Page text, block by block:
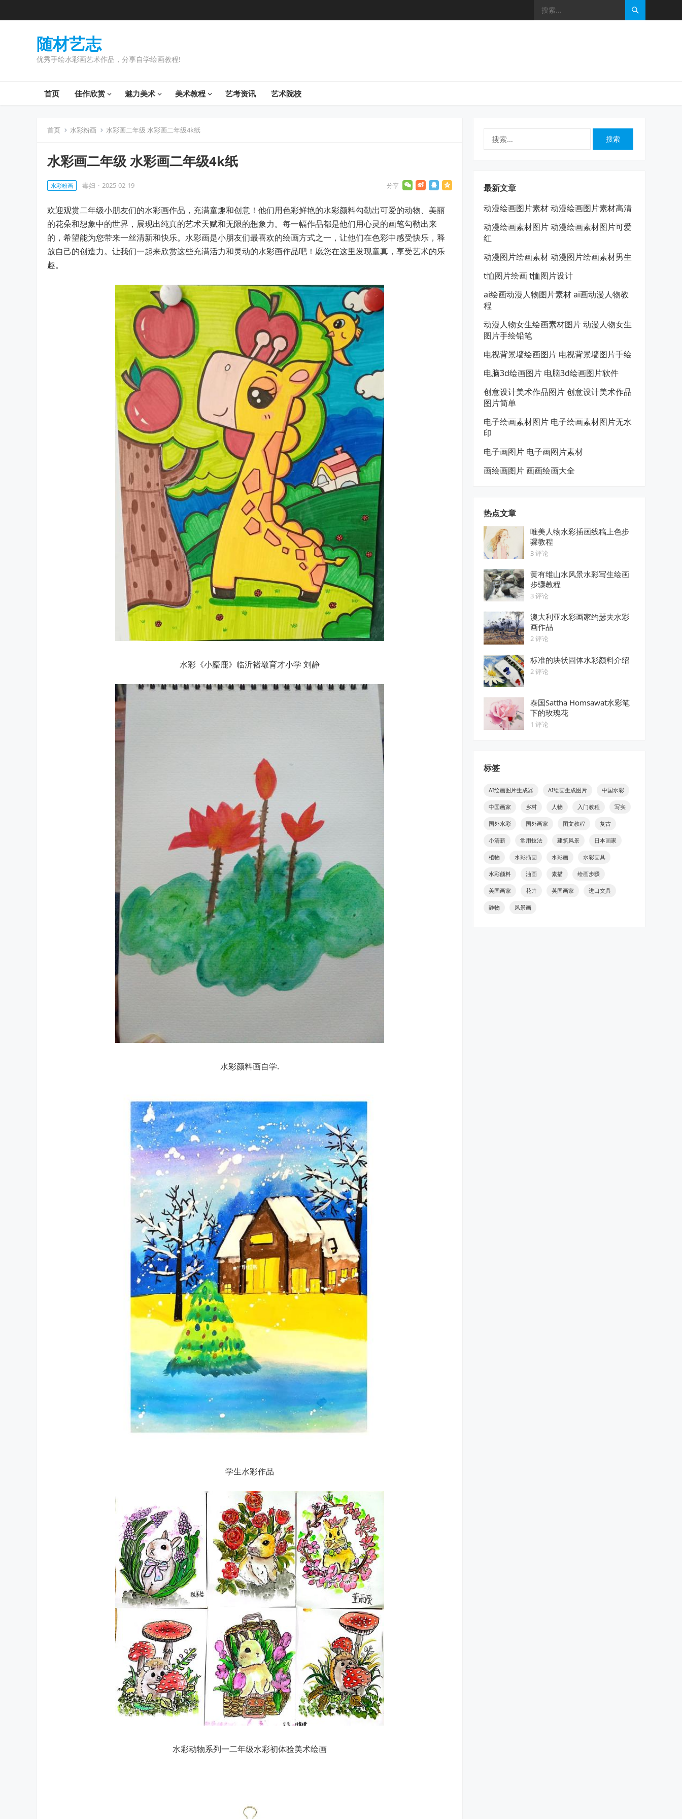
随材艺志
优秀手绘水彩画艺术作品，分享自学绘画教程!
首页 佳作欣赏 魅力美术 美术教程 艺考资讯 艺术院校
首页 水彩粉画 水彩画二年级 水彩画二年级4k纸
水彩画二年级 水彩画二年级4k纸
水彩粉画 毒妇 · 2025-02-19
欢迎观赏二年级小朋友们的水彩画作品，充满童趣和创意！他们用色彩鲜艳的水彩颜料勾勒出可爱的动物、美丽
的花朵和想象中的世界，展现出纯真的艺术天赋和无限的想象力。每一幅作品都是他们用心灵的画笔勾勒出来
的，希望能为您带来一丝清新和快乐。水彩画是小朋友们最喜欢的绘画方式之一，让他们在色彩中感受快乐，释
放自己的创造力。让我们一起来欣赏这些充满活力和灵动的水彩画作品吧！愿您在这里发现童真，享受艺术的乐
趣。
水彩《小麋鹿》临沂褚墩育才小学 刘静
水彩颜料画自学.
学生水彩作品
水彩动物系列一二年级水彩初体验美术绘画
最新文章
动漫绘画图片素材 动漫绘画图片素材高清
动漫绘画素材图片 动漫绘画素材图片可爱
红
动漫图片绘画素材 动漫图片绘画素材男生
t恤图片绘画 t恤图片设计
ai绘画动漫人物图片素材 ai画动漫人物教
程
动漫人物女生绘画素材图片 动漫人物女生
图片手绘铅笔
电视背景墙绘画图片 电视背景墙图片手绘
电脑3d绘画图片 电脑3d绘画图片软件
创意设计美术作品图片 创意设计美术作品
图片简单
电子绘画素材图片 电子绘画素材图片无水
印
电子画图片 电子画图片素材
画绘画图片 画画绘画大全
热点文章
唯美人物水彩插画线稿上色步
骤教程
3 评论
黄有维山水风景水彩写生绘画
步骤教程
3 评论
澳大利亚水彩画家约瑟夫水彩
画作品
2 评论
标准的块状固体水彩颜料介绍
2 评论
泰国Sattha Homsawat水彩笔
下的玫瑰花
1 评论
标签
AI绘画图片生成器 AI绘画生成图片 中国水彩
中国画家 乡村 人物 入门教程 写实
国外水彩 国外画家 图文教程 复古
小清新 常用技法 建筑风景 日本画家
植物 水彩插画 水彩画 水彩画具
水彩颜料 油画 素描 绘画步骤
美国画家 花卉 英国画家 进口文具
静物 风景画